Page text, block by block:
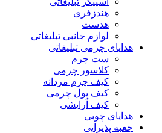
هندزفری
هدست
لوازم جانبی تبلیغاتی
هدایای چرمی تبلیغاتی
ست چرم
کلاسور چرمی
کیف چرم مردانه
کیف پول چرمی
کیف آرایشی
هدایای چوبی
جعبه پذیرایی